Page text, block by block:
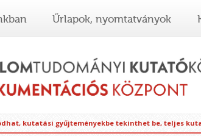
Űrlapok, nyomtatványok
kutatási gyűjteményekbe tekinthet be, teljes